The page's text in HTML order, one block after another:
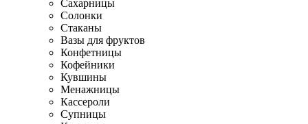
Сахарницы
Солонки
Стаканы
Вазы для фруктов
Конфетницы
Кофейники
Кувшины
Менажницы
Кассероли
Супницы